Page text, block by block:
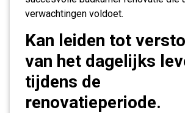
verwachtingen voldoet.
Kan leiden tot
van het dagelijks
tijdens de
renovatieperiode.